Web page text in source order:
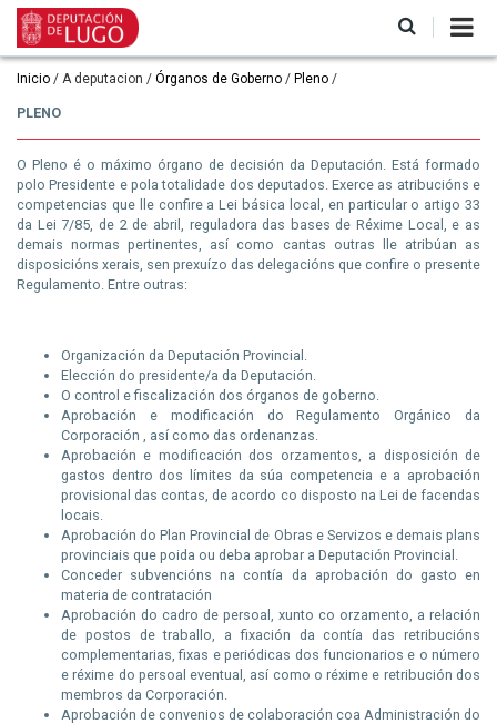
contido
principal
Miga
de
pan
Inicio A deputacion Órganos de Goberno Pleno
PLENO
O Pleno é o máximo órgano de decisión da Deputación. Está formado
polo Presidente e pola totalidade dos deputados. Exerce as atribucións e
competencias que lle confire a Lei básica local, en particular o artigo 33
da Lei 7/85, de 2 de abril, reguladora das bases de Réxime Local, e as
demais normas pertinentes, así como cantas outras lle atribúan as
disposicións xerais, sen prexuízo das delegacións que confire o presente
Regulamento. Entre outras:
Organización da Deputación Provincial.
Elección do presidente/a da Deputación.
O control e fiscalización dos órganos de goberno.
Aprobación e modificación do Regulamento Orgánico da
Corporación , así como das ordenanzas.
Aprobación e modificación dos orzamentos, a disposición de
gastos dentro dos límites da súa competencia e a aprobación
provisional das contas, de acordo co disposto na Lei de facendas
locais.
Aprobación do Plan Provincial de Obras e Servizos e demais plans
provinciais que poida ou deba aprobar a Deputación Provincial.
Conceder subvencións na contía da aprobación do gasto en
materia de contratación
Aprobación do cadro de persoal, xunto co orzamento, a relación
de postos de traballo, a fixación da contía das retribucións
complementarias, fixas e periódicas dos funcionarios e o número
e réxime do persoal eventual, así como o réxime e retribución dos
membros da Corporación.
Aprobación de convenios de colaboración coa Administración do